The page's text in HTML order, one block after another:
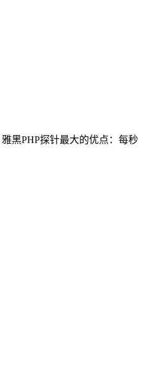
黑PHP探针最大的优点：每秒